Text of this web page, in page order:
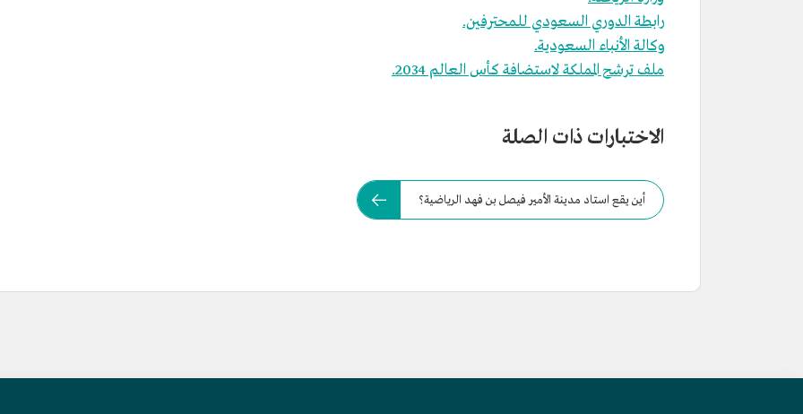
رابطة الدوري السعودي للمحترفين.
وكالة الأنباء السعودية.
ملف ترشح المملكة لاستضافة كأس العالم 2034.
الاختبارات ذات الصلة
أين يقع استاد مدينة الأمير فيصل بن فهد الرياضية؟